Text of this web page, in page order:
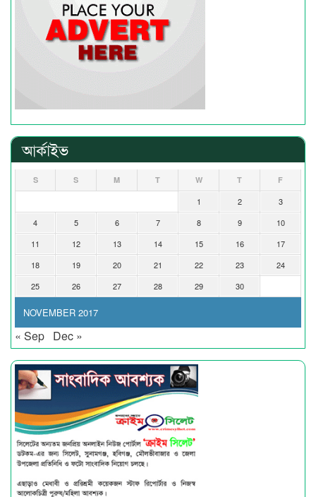
আর্কাইভ
NOVEMBER 2017
S S M T W T F
1 2
3
4
5 6 7 8 9
10
11
12 13 14 15 16
17
18
19 20 21 22 23
24
25
26 27 28 29 30
« Sep Dec »